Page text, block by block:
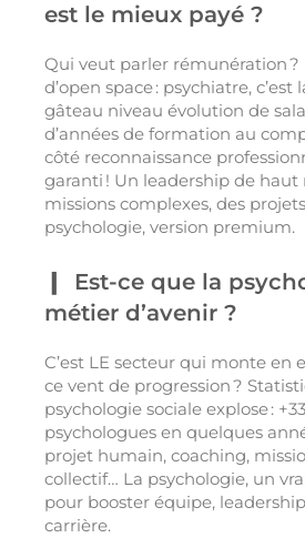
est le mieux payé ?
Qui veut parler rémunération ?
d’open space : psychiatre, c’est
gâteau niveau évolution de
d’années de formation au
côté reconnaissance
garanti ! Un leadership de haut
missions complexes, des
psychologie, version premium.
Est-ce que la
métier d’avenir ?
C’est LE secteur qui monte en
ce vent de progression ?
psychologie sociale explose :
psychologues en quelques
projet humain, coaching,
collectif… La psychologie, un
pour booster équipe,
carrière.